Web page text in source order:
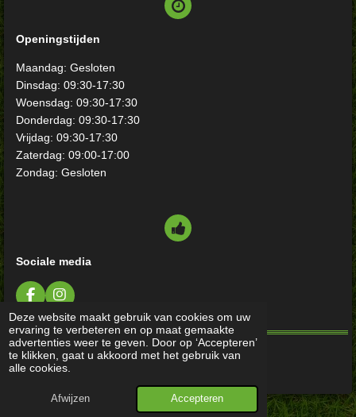
Deze website maakt gebruik van cookies om uw
ervaring te verbeteren en op maat gemaakte
advertenties weer te geven. Door op ‘Accepteren’
te klikken, gaat u akkoord met het gebruik van
alle cookies.
Afwijzen Accepteren
Openingstijden
Maandag: Gesloten
Dinsdag: 09:30-17:30
Woensdag: 09:30-17:30
Donderdag: 09:30-17:30
Vrijdag: 09:30-17:30
Zaterdag: 09:00-17:00
Zondag: Gesloten
Sociale media
F
a
c
e
b
o
I
n
s
t
a
g
m
© 2025 - 2026 KleikerSport